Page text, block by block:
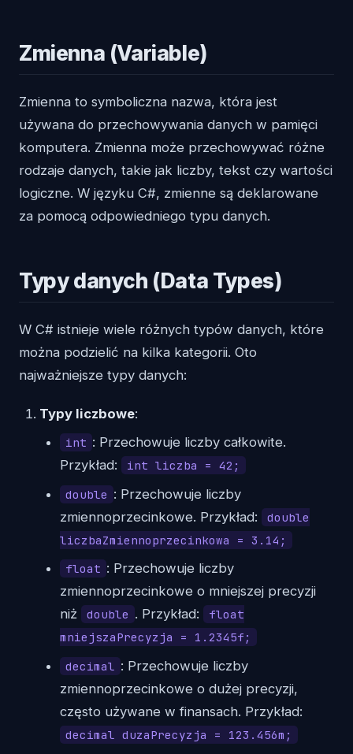
Zmienna (Variable)
Zmienna to symboliczna nazwa, która jest
używana do przechowywania danych w pamięci
komputera. Zmienna może przechowywać różne
rodzaje danych, takie jak liczby, tekst czy wartości
logiczne. W języku C#, zmienne są deklarowane
za pomocą odpowiedniego typu danych.
Typy danych (Data Types)
W C# istnieje wiele różnych typów danych, które
można podzielić na kilka kategorii. Oto
najważniejsze typy danych:
Typy liczbowe:
int : Przechowuje liczby całkowite.
Przykład:
int liczba = 42;
double : Przechowuje liczby
zmiennoprzecinkowe. Przykład:
double
liczbaZmiennoprzecinkowa = 3.14;
float : Przechowuje liczby
zmiennoprzecinkowe o mniejszej precyzji
niż
double . Przykład:
float
mniejszaPrecyzja = 1.2345f;
decimal : Przechowuje liczby
zmiennoprzecinkowe o dużej precyzji,
często używane w finansach. Przykład:
decimal duzaPrecyzja = 123.456m;